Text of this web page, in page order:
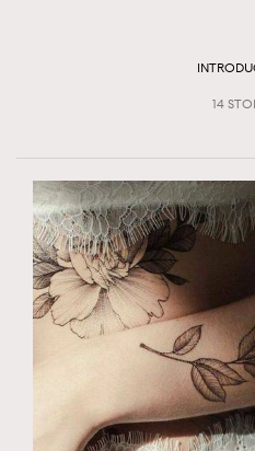
#FigaroExhibition 群星力
#FigaroExhibition
第二
14